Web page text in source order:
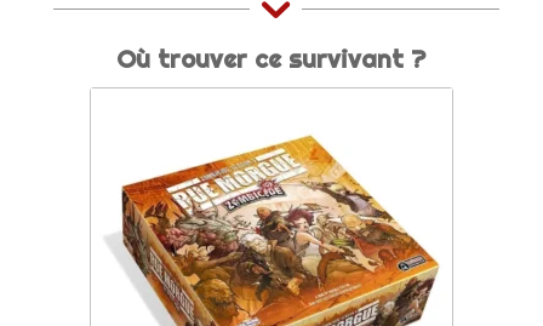
Où trouver ce survivant ?